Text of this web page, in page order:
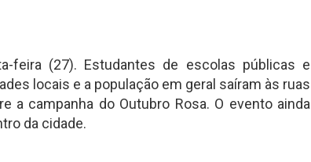
feira (27). Estudantes de escolas públicas e
locais e a população em geral saíram às ruas
a campanha do Outubro Rosa. O evento ainda
da cidade.